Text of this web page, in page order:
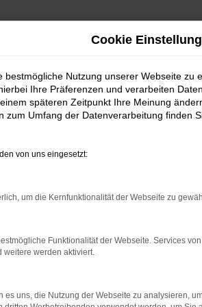
Top
MOBIL IN
werden Fahrzeuge, die zwar
wir in unserer Meisterwerkstatt
zudem davon, dass die Modelle
perfekt eingefahren. Sie brauchen
Cookie
bestmögliche Nutzung unserer Webseite zu
Ihre Präferenzen und verarbeiten
späteren Zeitpunkt Ihre Meinung
zum Umfang der Datenverarbeitung finden
von uns eingesetzt:
um die Kernfunktionalität der Webseite zu
Funktionalität der Webseite. Services
weitere werden aktiviert.
es uns, die Nutzung der Webseite zu analysieren,